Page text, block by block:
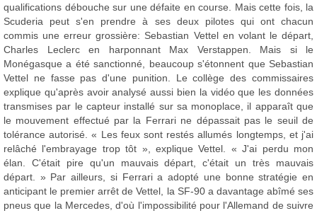
qualifications débouche sur une défaite en course. Mais cette fois, la
Scuderia peut s'en prendre à ses deux pilotes qui ont chacun
commis une erreur grossière: Sebastian Vettel en volant le départ,
Charles Leclerc en harponnant Max Verstappen. Mais si le
Monégasque a été sanctionné, beaucoup s'étonnent que Sebastian
Vettel ne fasse pas d'une punition. Le collège des commissaires
explique qu'après avoir analysé aussi bien la vidéo que les données
transmises par le capteur installé sur sa monoplace, il apparaît que
le mouvement effectué par la Ferrari ne dépassait pas le seuil de
tolérance autorisé. « Les feux sont restés allumés longtemps, et j'ai
relâché l'embrayage trop tôt », explique Vettel. « J'ai perdu mon
élan. C'était pire qu'un mauvais départ, c'était un très mauvais
départ. » Par ailleurs, si Ferrari a adopté une bonne stratégie en
anticipant le premier arrêt de Vettel, la SF-90 a davantage abîmé ses
pneus que la Mercedes, d'où l'impossibilité pour l'Allemand de suivre